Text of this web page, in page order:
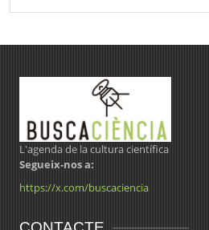
L'agenda de la cultura científica
Segueix-nos a:
https://x.com/buscaciencia